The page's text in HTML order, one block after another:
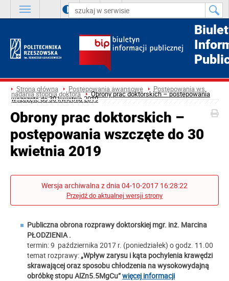
A A A
Strona główna Postępowania awansowe Postępowania ws.
nadania stopnia doktora Obrony prac doktorskich – postępowania
wszczęte do 30 kwietnia 2019
Obrony prac doktorskich –
postępowania wszczęte do 30
kwietnia 2019
Wersja archiwalna z dnia 04-10-2017 16:28:22
Przejdź do aktualnej wersji strony
Publiczna obrona rozprawy doktorskiej mgr. inż. Marcina
PŁODZIENIA .
termin: 9 października 2017 r. (poniedziałek) o godz. 11.00
temat rozprawy:„Wpływ zarysu i kąta pochylenia krawędzi
skrawającej oraz sposobu chłodzenia na wysokowydajną
obróbkę stopu AlZn5.5MgCu”więcej informacji